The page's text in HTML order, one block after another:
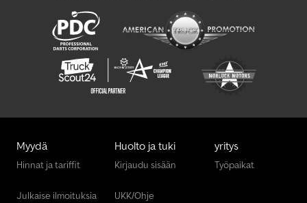
Myydä
Hinnat ja tariffit
Julkaise ilmoituksia
Huolto ja tuki
Kirjaudu sisään
UKK/Ohje
yritys
Työpaikat